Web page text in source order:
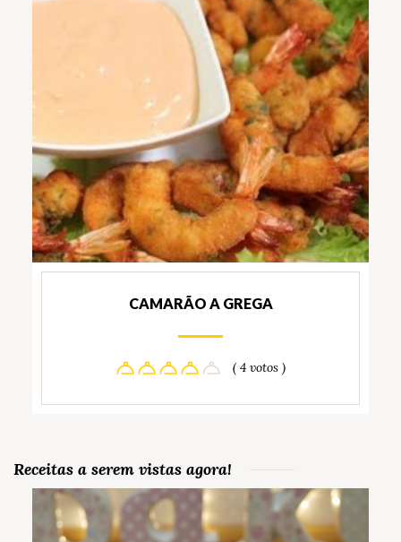
CAMARÃO A GREGA
( 4 votos )
Receitas a serem vistas agora!